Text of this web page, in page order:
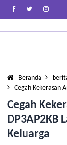
Beranda
Cegah Kekerasan
Cegah
DP3AP2KB
Keluarga